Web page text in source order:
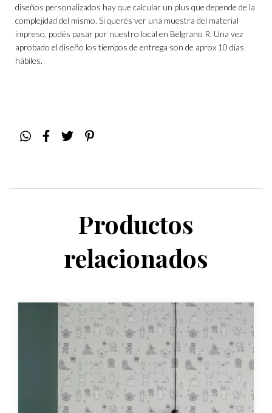
diseños personalizados hay que calcular un plus que depende de la
complejidad del mismo. Si querés ver una muestra del material
impreso, podés pasar por nuestro local en Belgrano R. Una vez
aprobado el diseño los tiempos de entrega son de aprox 10 días
hábiles.
Productos
relacionados